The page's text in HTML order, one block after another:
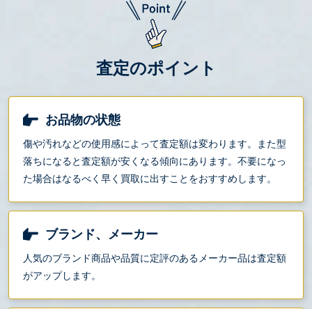
査定のポイント
お品物の状態
傷や汚れなどの使用感によって査定額は変わります。また型
落ちになると査定額が安くなる傾向にあります。不要になっ
た場合はなるべく早く買取に出すことをおすすめします。
ブランド、メーカー
人気のブランド商品や品質に定評のあるメーカー品は査定額
がアップします。